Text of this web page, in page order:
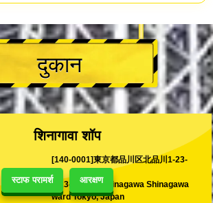
स्टाफ परामर्श आरक्षण
दुकान
शिनागावा शॉप
[140-0001]東京都品川区北品川1-23-
15
1-23-15 Kita-Shinagawa Shinagawa
ward Tokyo, Japan